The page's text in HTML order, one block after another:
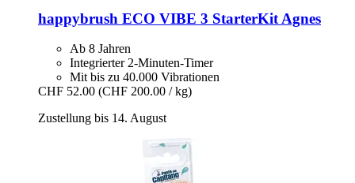
happybrush ECO VIBE 3 StarterKit Agnes
Ab 8 Jahren
Integrierter 2-Minuten-Timer
Mit bis zu 40.000 Vibrationen
CHF 52.00 (CHF 200.00 / kg)
Zustellung bis 14. August